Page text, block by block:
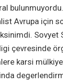
Avrupa için
Sovyet
çevresinde
karsi